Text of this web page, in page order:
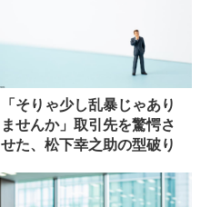
「そりゃ少し乱暴じゃあり
ませんか」取引先を驚愕さ
せた、松下幸之助の型破り